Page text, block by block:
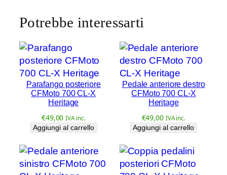
H
u
a
n
t
i
à
Potrebbe interessarti
Parafango posteriore
CFMoto 700 CL-X
Heritage
€49,00 IVA inc.
Aggiungi al carrello
Pedale anteriore destro
CFMoto 700 CL-X
Heritage
€49,00 IVA inc.
Aggiungi al carrello